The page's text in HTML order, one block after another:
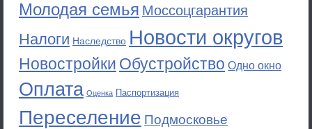
Молодая семья Моссоцгарантия
Налоги Наследство Новости округов
Новостройки Обустройство Одно окно
Оплата Оценка Паспортизация
Переселение Подмосковье